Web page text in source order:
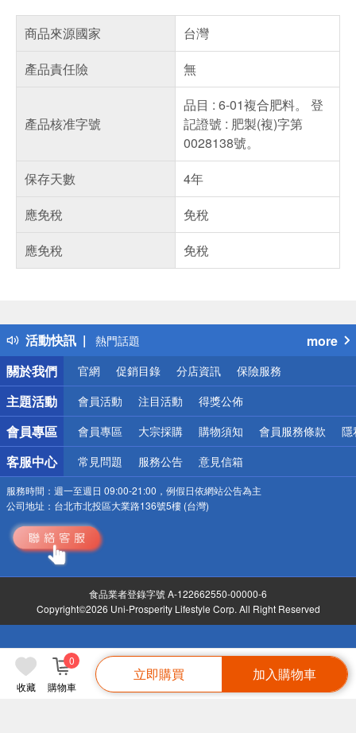
收藏 購物車
0
立即購買 加入購物車
商品來源國家
台灣
產品責任險
無
產品核准字號
品目 : 6-01複合肥料。 登
記證號 : 肥製(複)字第
0028138號。
保存天數
4年
應免稅
免稅
應免稅
免稅
活動快訊
得獎公告
熱門話題
銀行優惠
偏遠地區配送
詐騙網頁！請小心！
more
關於我們
官網 促銷目錄 分店資訊 保險服務
主題活動 會員活動 注目活動 得獎公佈
會員專區 會員專區 大宗採購 購物須知 會員服務條款 隱
客服中心 常見問題 服務公告 意見信箱
服務時間： 週一至週日 09:00-21:00，例假日依網站公告為主
公司地址： 台北市北投區大業路136號5樓 (台灣)
食品業者登錄字號 A-122662550-00000-6
Copyright©2026 Uni-Prosperity Lifestyle Corp. All Right Reserved